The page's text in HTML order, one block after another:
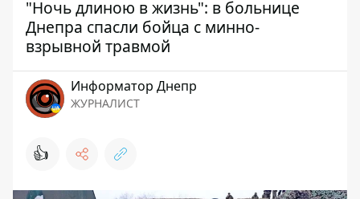
"Ночь длиною в жизнь": в больнице
Днепра спасли бойца с минно-
взрывной травмой
Информатор Днепр
ЖУРНАЛИСТ
👍